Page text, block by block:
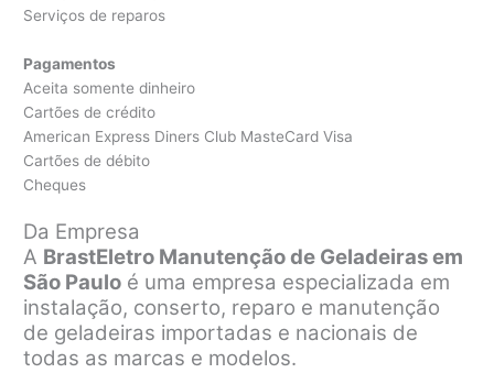
Serviços de reparos
Pagamentos
Aceita somente dinheiro
Cartões de crédito
American Express Diners Club MasteCard Visa
Cartões de débito
Cheques
Da Empresa
A BrastEletro Manutenção de Geladeiras em
São Paulo é uma empresa especializada em
instalação, conserto, reparo e manutenção
de geladeiras importadas e nacionais de
todas as marcas e modelos.